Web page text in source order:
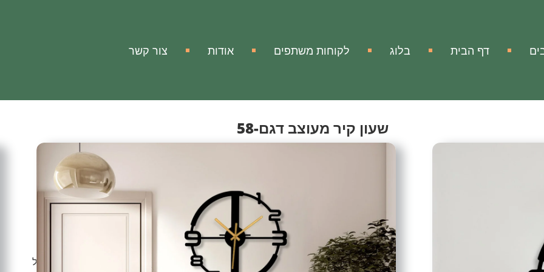
דף הבית בלוג לקוחות משתפים אודות צור קשר
שעון קיר מעוצב דגם-58
שעון קיר מעוצב ממתכת דגם-58
שעון קיר מעוצב ויוקרתי ממתכת!
עם השעון המיוחד תוכלו להעניק לביתך, למשרדך ופינת העבודה מראה מודרני, יוקרתי
ואלגנטי.
זה לא רק שעון, זה הוא אלמנט עיצובי ויצירת אומנות שתוסיף המון חן ויופי לכל מרחב וחלל